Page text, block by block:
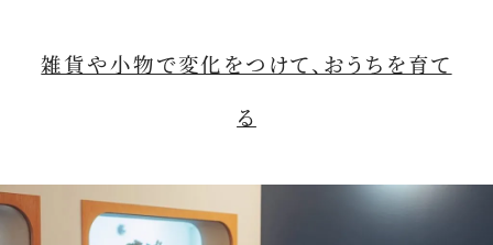
雑貨や小物で変化をつけて、おうちを育て
る